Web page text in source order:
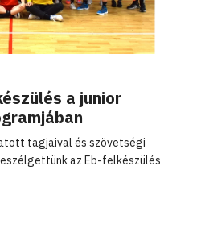
a junior
tagjaival és szövetségi
az Eb-felkészülés